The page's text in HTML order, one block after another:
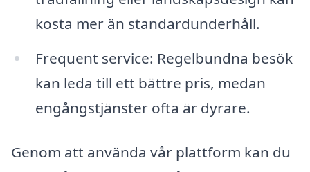
kosta mer än standardunderhåll.
Frequent service: Regelbundna besök
kan leda till ett bättre pris, medan
engångstjänster ofta är dyrare.
Genom att använda vår plattform kan du